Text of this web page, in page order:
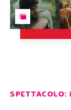
SPETTACOLO: